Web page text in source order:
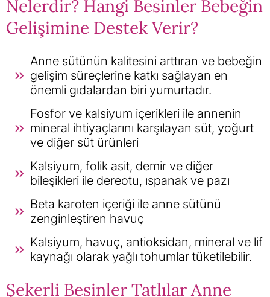
Nelerdir? Hangi Besinler Bebeğin
Gelişimine Destek Verir?
Anne sütünün kalitesini arttıran ve bebeğin
gelişim süreçlerine katkı sağlayan en
önemli gıdalardan biri yumurtadır.
Fosfor ve kalsiyum içerikleri ile annenin
mineral ihtiyaçlarını karşılayan süt, yoğurt
ve diğer süt ürünleri
Kalsiyum, folik asit, demir ve diğer
bileşikleri ile dereotu, ıspanak ve pazı
Beta karoten içeriği ile anne sütünü
zenginleştiren havuç
Kalsiyum, havuç, antioksidan, mineral ve lif
kaynağı olarak yağlı tohumlar tüketilebilir.
Şekerli Besinler Tatlılar Anne